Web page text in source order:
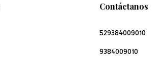
Contáctanos
529384009010
9384009010